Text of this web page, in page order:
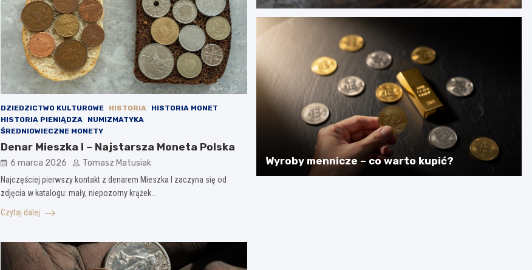
DZIEDZICTWO KULTUROWE HISTORIA
HISTORIA MONET
HISTORIA PIENIĄDZA
NUMIZMATYKA
ŚREDNIOWIECZNE MONETY
Denar Mieszka I – Najstarsza Moneta Polska
6 marca 2026 Tomasz Matusiak
Najczęściej pierwszy kontakt z denarem Mieszka I zaczyna się od
zdjęcia w katalogu: mały, niepozorny krążek…
Czytaj dalej
Wyroby mennicze – co warto kupić?